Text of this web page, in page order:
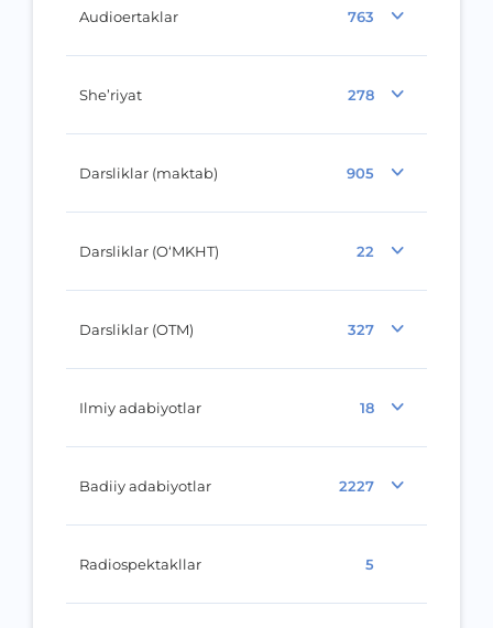
Audioertaklar 763
She’riyat 278
Darsliklar (maktab) 905
Darsliklar (O‘MKHT) 22
Darsliklar (OTM) 327
Ilmiy adabiyotlar 18
Badiiy adabiyotlar 2227
Radiospektakllar 5